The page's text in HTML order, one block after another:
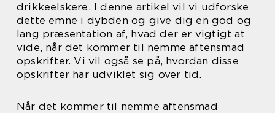
drikkeelskere. I denne artikel vil vi udforske
dette emne i dybden og give dig en god og
lang præsentation af, hvad der er vigtigt at
vide, når det kommer til nemme aftensmad
opskrifter. Vi vil også se på, hvordan disse
opskrifter har udviklet sig over tid.
Når det kommer til nemme aftensmad